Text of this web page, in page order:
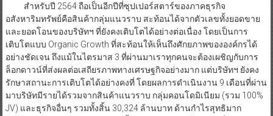
สำหรับปี 2564 ถือเป็นอีกปีที่ซุปเปอร์สตาร์ของภาคธุรกิจ
อสังหาริมทรัพย์คือสินค้ากลุ่มแนวราบ สะท้อนได้จากตัวเลขทั้งยอดขาย
และยอดโอนของบริษัทฯ ที่ยังคงเติบโตได้อย่างต่อเนื่อง โดยเป็นการ
เติบโตแบบ Organic Growth ที่สะท้อนให้เห็นถึงศักยภาพขององค์กรได้
อย่างชัดเจน ถึงแม้ในไตรมาส 3 ที่ผ่านมาเราทุกคนจะต้องเผชิญกับการ
ล็อกดาวน์ที่ส่งผลต่อเสถียรภาพทางเศรษฐกิจอย่างมาก แต่บริษัทฯ ยังคง
รักษาสถานะการเติบโตได้อย่างคงที่ โดยผลการดำเนินงาน 9 เดือนที่ผ่าน
มาบริษัทมีรายได้รวมจากสินค้าแนวราบ กลุ่มคอนโดมิเนียม (รวม 100%
JV) และธุรกิจอื่นๆ รวมทั้งสิ้น 30,324 ล้านบาท ด้านกำไรสุทธิมาก